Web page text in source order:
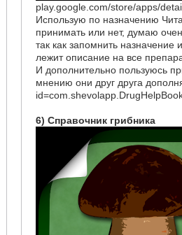
play.google.com/store/apps/
Использую по назначению
принимать или нет, думаю
так как запомнить назначение
лежит описание на все
И дополнительно пользуюсь
мнению они друг друга
6) Справочник грибника